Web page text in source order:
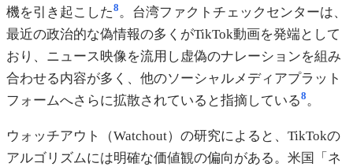
機を引き起こした8 。台湾ファクトチェックセンターは、
最近の政治的な偽情報の多くがTikTok動画を発端として
おり、ニュース映像を流用し虚偽のナレーションを組み
合わせる内容が多く、他のソーシャルメディアプラット
フォームへさらに拡散されていると指摘している8 。
ウォッチアウト（Watchout）の研究によると、TikTokの
アルゴリズムには明確な価値観の偏向がある。米国「ネ